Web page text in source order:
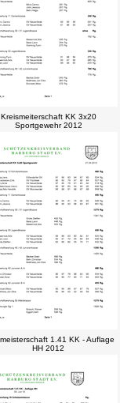
Kreismeiterschaft KK 3x20
Sportgewehr 2012
1.41 KK - Auflage
HH 2012